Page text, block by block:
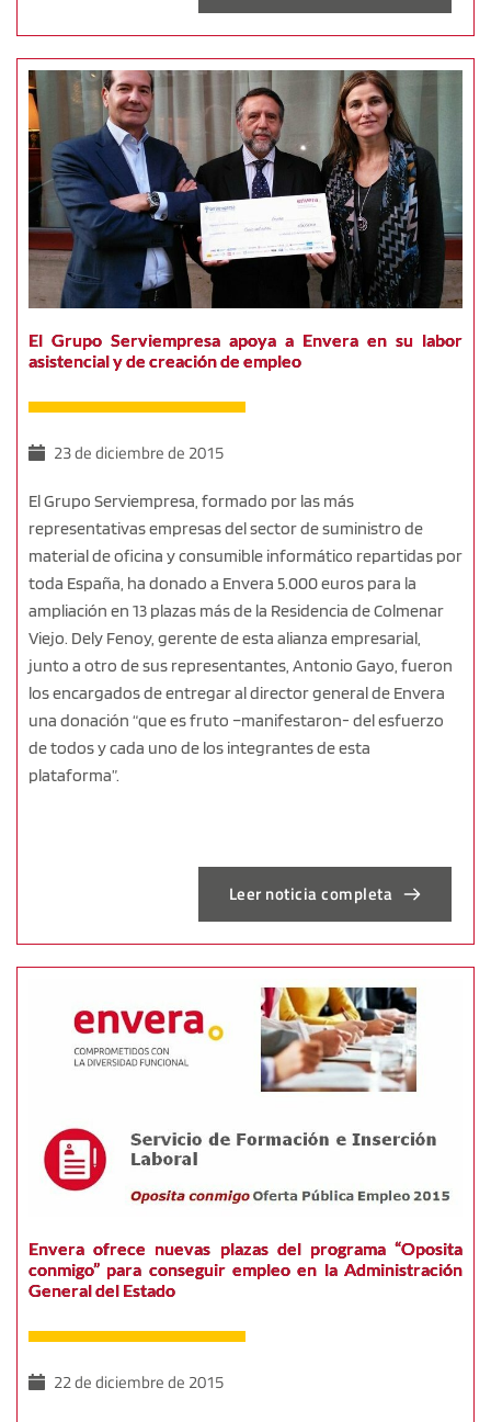
El Grupo Serviempresa apoya a Envera en su labor
asistencial y de creación de empleo
23 de diciembre de 2015
El Grupo Serviempresa, formado por las más
representativas empresas del sector de suministro de
material de oficina y consumible informático repartidas por
toda España, ha donado a Envera 5.000 euros para la
ampliación en 13 plazas más de la Residencia de Colmenar
Viejo. Dely Fenoy, gerente de esta alianza empresarial,
junto a otro de sus representantes, Antonio Gayo, fueron
los encargados de entregar al director general de Envera
una donación “que es fruto –manifestaron- del esfuerzo
de todos y cada uno de los integrantes de esta
plataforma”.
Leer noticia completa
Envera ofrece nuevas plazas del programa “Oposita
conmigo” para conseguir empleo en la Administración
General del Estado
22 de diciembre de 2015